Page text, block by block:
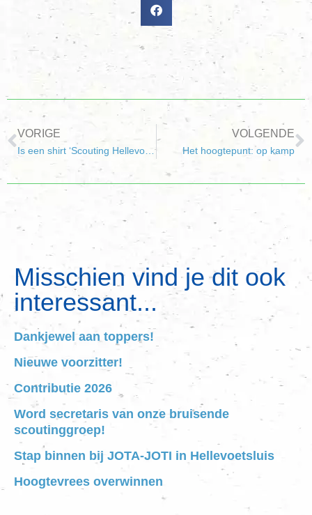
VORIGE VOLGENDE
Het hoogtepunt: op kamp
Misschien vind je dit ook
interessant...
Dankjewel aan toppers!
Nieuwe voorzitter!
Contributie 2026
Word secretaris van onze bruisende
scoutinggroep!
Stap binnen bij JOTA-JOTI in Hellevoetsluis
Hoogtevrees overwinnen